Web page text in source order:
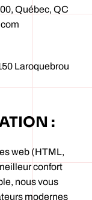
Québec, QC
Laroquebrou
:
web (HTML,
confort
nous vous
modernes